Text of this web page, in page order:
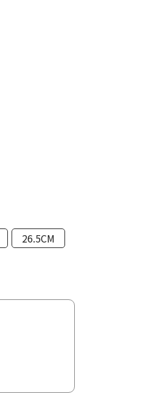
26.5CM